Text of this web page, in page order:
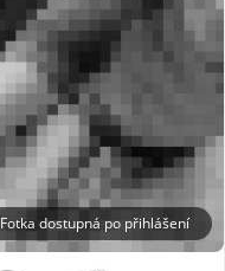
Fotka dostupná po přihlášení